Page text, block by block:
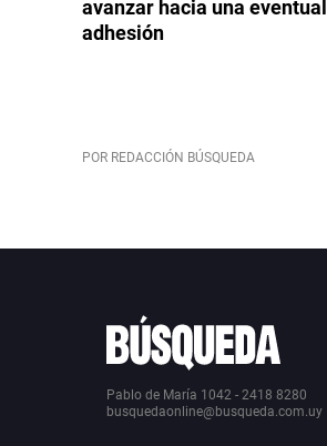
avanzar hacia una eventual
adhesión
POR REDACCIÓN BÚSQUEDA
Pablo de María 1042 - 2418 8280
busquedaonline@busqueda.com.uy